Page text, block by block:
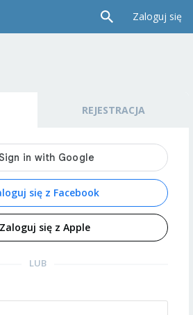
Zaloguj się
REJESTRACJA
się z Facebook
Zaloguj się z Apple
LUB